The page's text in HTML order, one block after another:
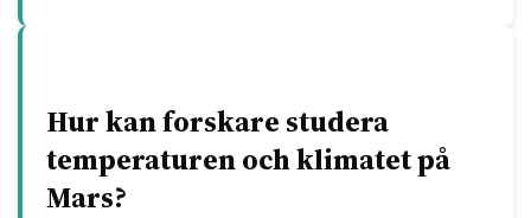
Hur kan forskare studera
temperaturen och klimatet på
Mars?